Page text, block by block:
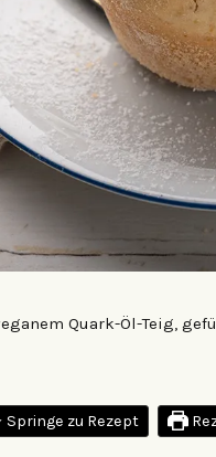
Quark-Öl-Teig,
Springe zu Rezept